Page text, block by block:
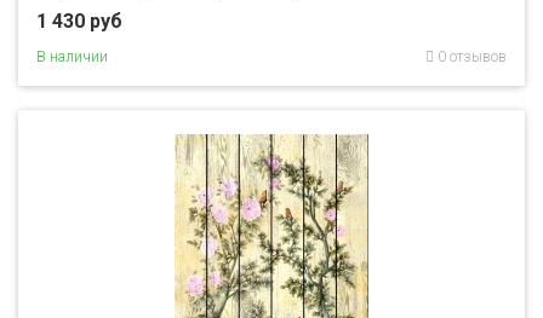
1 430 руб
В наличии 0 отзывов